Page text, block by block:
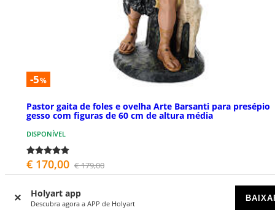
Holyart app
Descubra agora a APP de Holyart
-5%
Pastor gaita de foles e ovelha Arte Barsanti para presépio
gesso com figuras de 60 cm de altura média
DISPONÍVEL
€ 170,00 € 179,00